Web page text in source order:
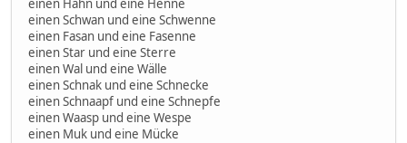
einen Hahn und eine Henne
einen Schwan und eine Schwenne
einen Fasan und eine Fasenne
einen Star und eine Sterre
einen Wal und eine Wälle
einen Schnak und eine Schnecke
einen Schnaapf und eine Schnepfe
einen Waasp und eine Wespe
einen Muk und eine Mücke